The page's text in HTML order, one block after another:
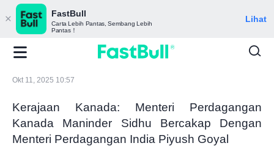
FastBull
Carta Lebih Pantas, Sembang Lebih
Pantas！
Lihat
Okt 11, 2025 10:57
Kerajaan Kanada: Menteri Perdagangan
Kanada Maninder Sidhu Bercakap Dengan
Menteri Perdagangan India Piyush Goyal